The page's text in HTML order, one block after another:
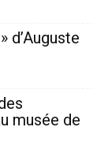
d’Auguste
musée de